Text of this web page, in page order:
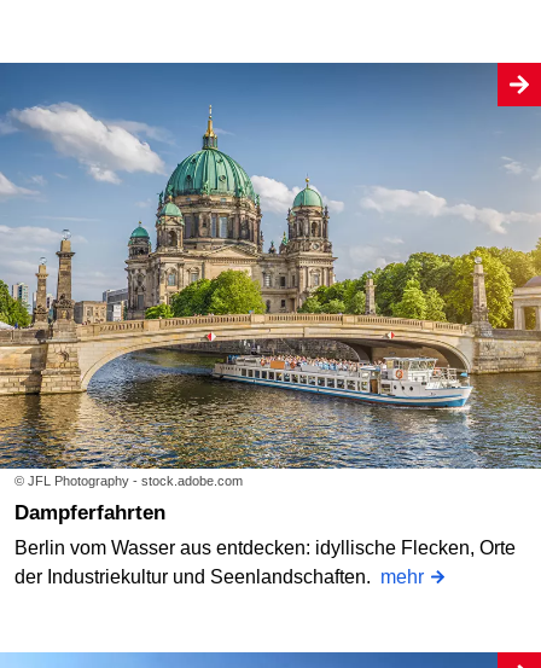
© JFL Photography - stock.adobe.com
Dampferfahrten
Berlin vom Wasser aus entdecken: idyllische Flecken, Orte
der Industriekultur und Seenlandschaften. mehr